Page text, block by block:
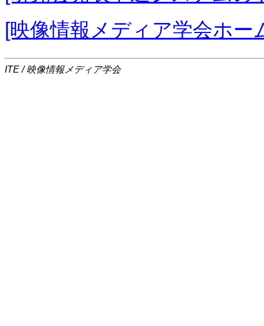
[映像情報メディア学会ホー
ITE / 映像情報メディア学会